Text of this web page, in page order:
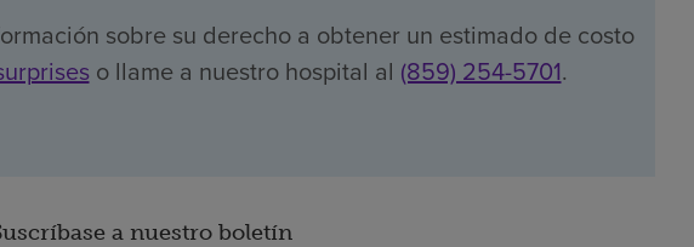
sobre su derecho a obtener un estimado de costo
o llame a nuestro hospital al (859) 254-5701.
a nuestro boletín